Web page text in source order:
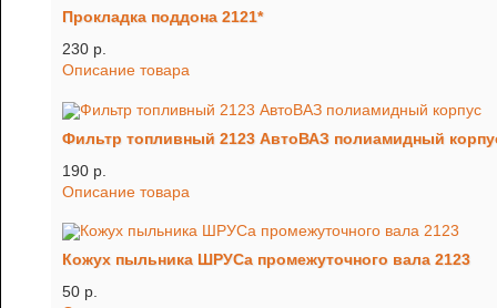
Прокладка поддона 2121*
230 p.
Описание товара
Фильтр топливный 2123 АвтоВАЗ полиамидный
190 p.
Описание товара
Кожух пыльника ШРУСа промежуточного вала 2123
50 p.